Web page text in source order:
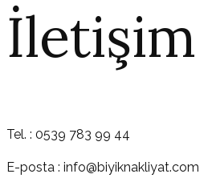
İletişim
Tel. : 0539 783 99 44
E-posta : info@biyiknakliyat.com